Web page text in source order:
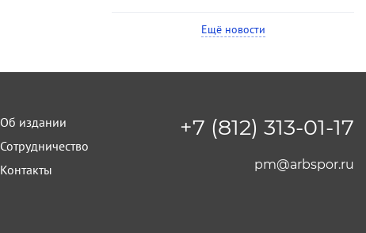
Ещё новости
Об издании
Сотрудничество
Контакты
+7 (812) 313-01-17
pm@arbspor.ru